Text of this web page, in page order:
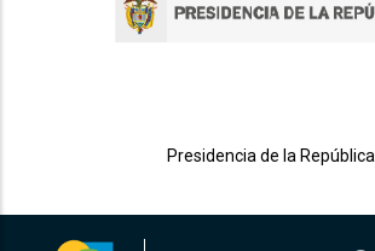
Presidencia de la República